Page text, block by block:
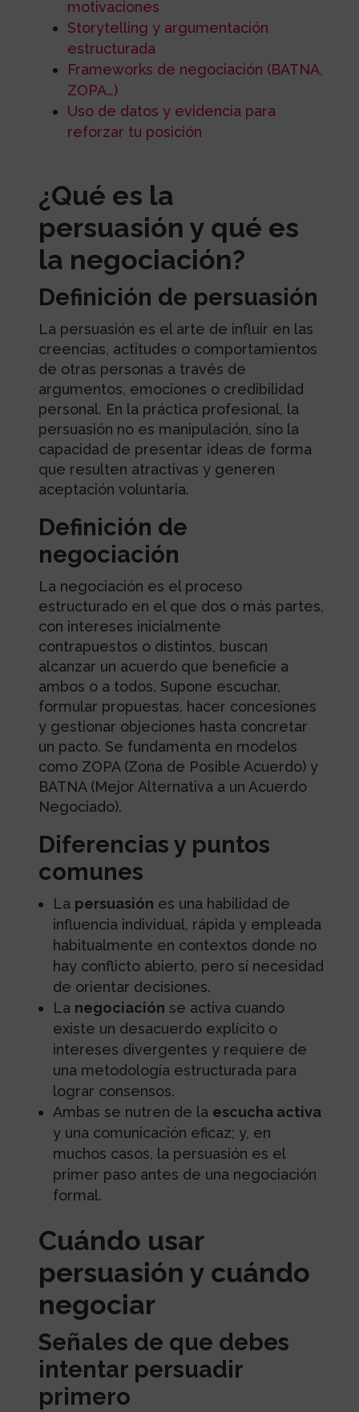
motivaciones
Storytelling y argumentación
estructurada
Frameworks de negociación (BATNA,
ZOPA…)
Uso de datos y evidencia para
reforzar tu posición
¿Qué es la
persuasión y qué es
la negociación?
Definición de persuasión
La persuasión es el arte de influir en las
creencias, actitudes o comportamientos
de otras personas a través de
argumentos, emociones o credibilidad
personal. En la práctica profesional, la
persuasión no es manipulación, sino la
capacidad de presentar ideas de forma
que resulten atractivas y generen
aceptación voluntaria.
Definición de
negociación
La negociación es el proceso
estructurado en el que dos o más partes,
con intereses inicialmente
contrapuestos o distintos, buscan
alcanzar un acuerdo que beneficie a
ambos o a todos. Supone escuchar,
formular propuestas, hacer concesiones
y gestionar objeciones hasta concretar
un pacto. Se fundamenta en modelos
como ZOPA (Zona de Posible Acuerdo) y
BATNA (Mejor Alternativa a un Acuerdo
Negociado).
Diferencias y puntos
comunes
La persuasión es una habilidad de
influencia individual, rápida y empleada
habitualmente en contextos donde no
hay conflicto abierto, pero sí necesidad
de orientar decisiones.
La negociación se activa cuando
existe un desacuerdo explícito o
intereses divergentes y requiere de
una metodología estructurada para
lograr consensos.
Ambas se nutren de la escucha activa
y una comunicación eficaz; y, en
muchos casos, la persuasión es el
primer paso antes de una negociación
formal.
Cuándo usar
persuasión y cuándo
negociar
Señales de que debes
intentar persuadir
primero